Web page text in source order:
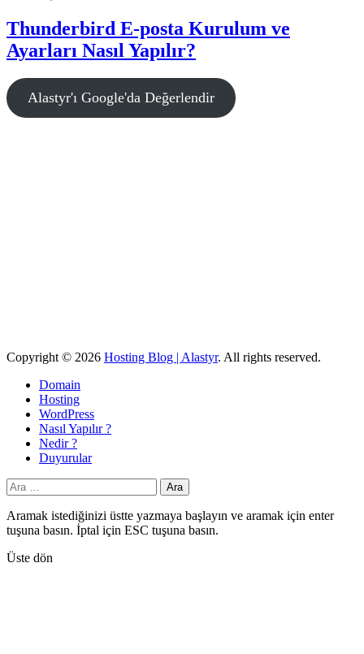
Thunderbird E-posta Kurulum ve
Ayarları Nasıl Yapılır?
Alastyr'ı Google'da Değerlendir
Copyright © 2026 Hosting Blog | Alastyr. All rights reserved.
Domain
Hosting
WordPress
Nasıl Yapılır ?
Nedir ?
Duyurular
Arama:
Aramak istediğinizi üstte yazmaya başlayın ve aramak için enter
tuşuna basın. İptal için ESC tuşuna basın.
Üste dön